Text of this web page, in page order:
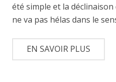
été simple et la
ne va pas hélas dans le
EN SAVOIR PLUS